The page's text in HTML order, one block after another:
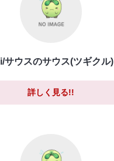
サウスのサウス(ツギクル)
詳しく見る!!